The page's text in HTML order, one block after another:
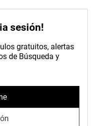
sesión!
gratuitos, alertas
de Búsqueda y